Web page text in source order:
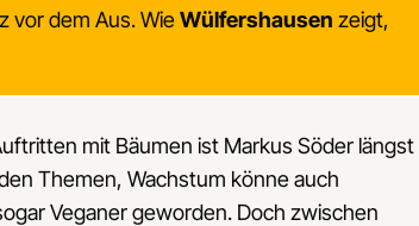
vor dem Aus. WieWülfershausenzeigt,
mit Bäumen ist Markus Söder längst
Themen, Wachstum könne auch
Veganer geworden. Doch zwischen